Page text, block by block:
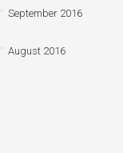
September 2016
August 2016